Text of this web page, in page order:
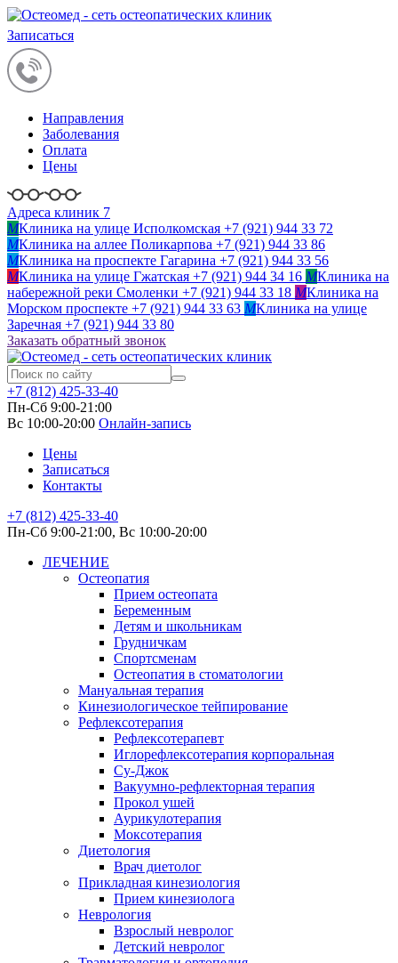
Записаться
Направления
Заболевания
Оплата
Цены
Адреса клиник 7
MКлиника на улице Исполкомская +7 (921) 944 33 72
MКлиника на аллее Поликарпова +7 (921) 944 33 86
MКлиника на проспекте Гагарина +7 (921) 944 33 56
MКлиника на улице Гжатская +7 (921) 944 34 16 MКлиника на
набережной реки Смоленки +7 (921) 944 33 18 MКлиника на
Морском проспекте +7 (921) 944 33 63 MКлиника на улице
Заречная +7 (921) 944 33 80
Заказать обратный звонок
+7 (812) 425-33-40
Пн-Сб 9:00-21:00
Вс 10:00-20:00 Онлайн-запись
Цены
Записаться
Контакты
+7 (812) 425-33-40
Пн-Сб 9:00-21:00, Вс 10:00-20:00
ЛЕЧЕНИЕ
Остеопатия
Прием остеопата
Беременным
Детям и школьникам
Грудничкам
Спортсменам
Остеопатия в стоматологии
Мануальная терапия
Кинезиологическое тейпирование
Рефлексотерапия
Рефлексотерапевт
Иглорефлексотерапия корпоральная
Су-Джок
Вакуумно-рефлекторная терапия
Прокол ушей
Аурикулотерапия
Моксотерапия
Диетология
Врач диетолог
Прикладная кинезиология
Прием кинезиолога
Неврология
Взрослый невролог
Детский невролог